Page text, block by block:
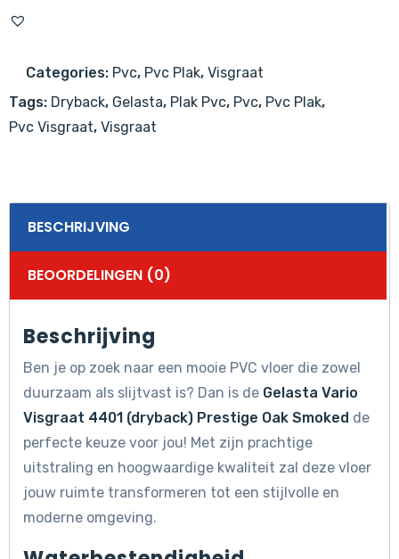
4401
Prestige
Oak
Smoked
Categories: Pvc, Pvc Plak, Visgraat
Tags: Dryback, Gelasta, Plak Pvc, Pvc, Pvc Plak,
Pvc Visgraat, Visgraat
BESCHRIJVING
BEOORDELINGEN (0)
Beschrijving
Ben je op zoek naar een mooie PVC vloer die zowel
duurzaam als slijtvast is? Dan is de Gelasta Vario
Visgraat 4401 (dryback) Prestige Oak Smoked de
perfecte keuze voor jou! Met zijn prachtige
uitstraling en hoogwaardige kwaliteit zal deze vloer
jouw ruimte transformeren tot een stijlvolle en
moderne omgeving.